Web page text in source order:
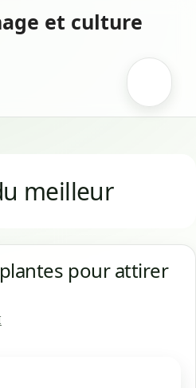
et culture
meilleur
pour attirer